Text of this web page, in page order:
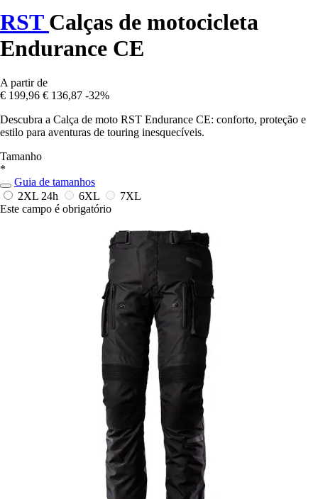
RST Calças de motocicleta
Endurance CE
A partir de
€ 199,96 € 136,87 -32%
Descubra a Calça de moto RST Endurance CE: conforto, proteção e
estilo para aventuras de touring inesquecíveis.
Tamanho
*
Guia de tamanhos
2XL 24h 6XL
7XL
Este campo é obrigatório